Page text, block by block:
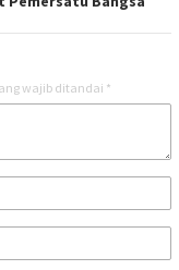
wajib ditandai *